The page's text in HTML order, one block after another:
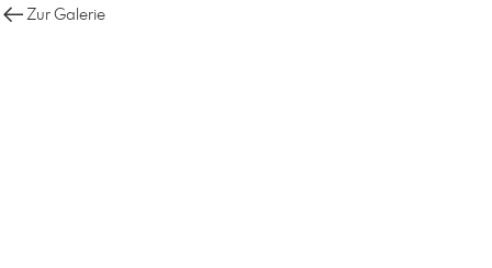
Zur Galerie